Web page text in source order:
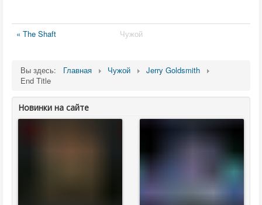
« The Shaft Чужой
Вы здесь: Главная Чужой
Jerry Goldsmith
End Title
Новинки на сайте